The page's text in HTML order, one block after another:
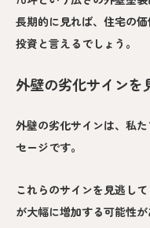
長期的に見れば、住宅の
投資と言えるでしょう。
外壁の劣化サインを
外壁の劣化サインは、私
セージです。
これらのサインを見逃し
が大幅に増加する可能性が